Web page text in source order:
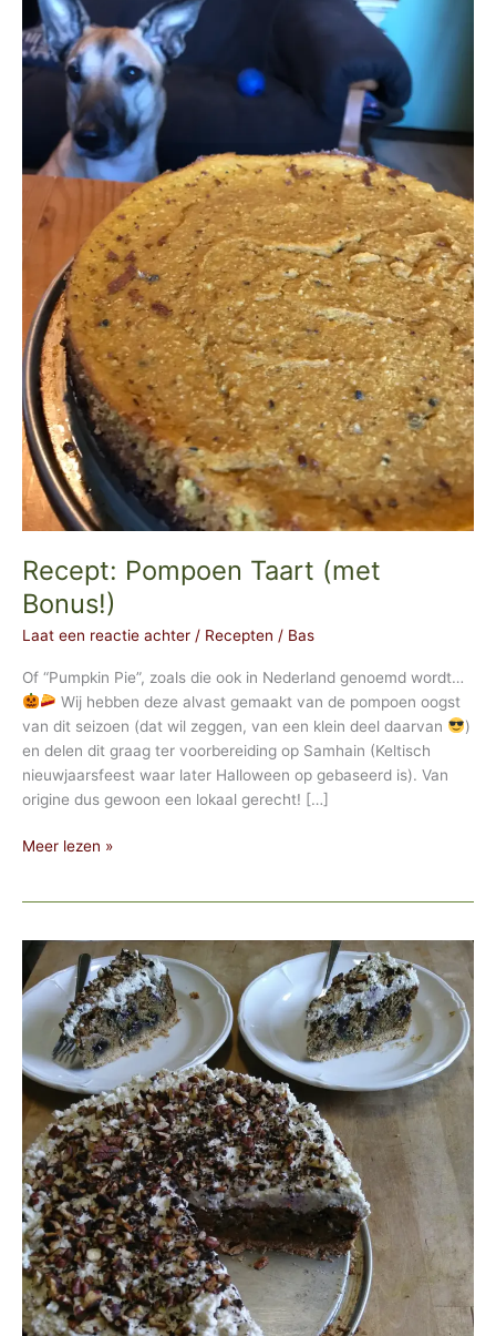
Recept: Pompoen Taart (met
Bonus!)
Laat een reactie achter / Recepten / Bas
Of “Pumpkin Pie”, zoals die ook in Nederland genoemd wordt…
Wij hebben deze alvast gemaakt van de pompoen oogst
van dit seizoen (dat wil zeggen, van een klein deel daarvan
)
en delen dit graag ter voorbereiding op Samhain (Keltisch
nieuwjaarsfeest waar later Halloween op gebaseerd is). Van
origine dus gewoon een lokaal gerecht! […]
Recept:
Bonus!)
Meer lezen »